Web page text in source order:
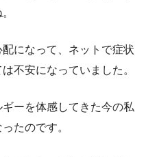
になって、ネットで症状
不安になっていました。
ーを体感してきた今の私
たのです。